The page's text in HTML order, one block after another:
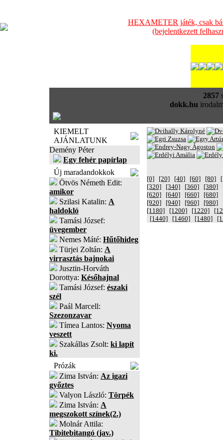
HEXAMETER játék, csak
(bejelentkezett
2857
dokk.hu
KIEMELT
AJÁNLATUNK
Demény Péter
Egy fehér papírlap
Új maradandokkok
Ötvös Németh Edit:
amikor
Szilasi Katalin: A
haldokló
Tamási József:
üvegember
Nemes Máté: Hűtőhideg
Türjei Zoltán: A
virrasztás bajnokai
Jusztin-Horváth
Dorottya: Későhajnal
Tamási József: északi
szél
Paál Marcell:
Szezonzavar
Tímea Lantos: Nyoma
veszett
Szakállas Zsolt: ki lapít
ki.
Prózák
Zima István: Az igazi
győztes
Valyon László: Törpék
Zima István: A
megszokott színek(2.)
Molnár Attila:
Tibitebitangó (jav.)
[0] [20] [40] [60] [80]
[320]
[340] [360] [380]
[620]
[640] [660] [680]
[920]
[940] [960] [980]
[1180]
[1200] [1220]
[1440]
[1460] [1480]